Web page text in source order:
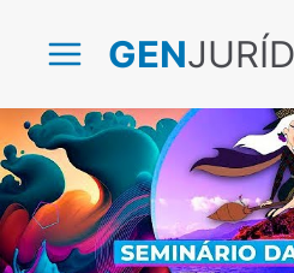
GEN